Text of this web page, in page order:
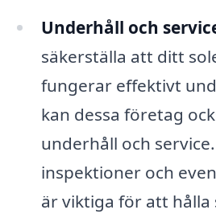
Underhåll och
säkerställa att ditt
fungerar effektivt
kan dessa företag
underhåll och
inspektioner och
är viktiga för att hålla